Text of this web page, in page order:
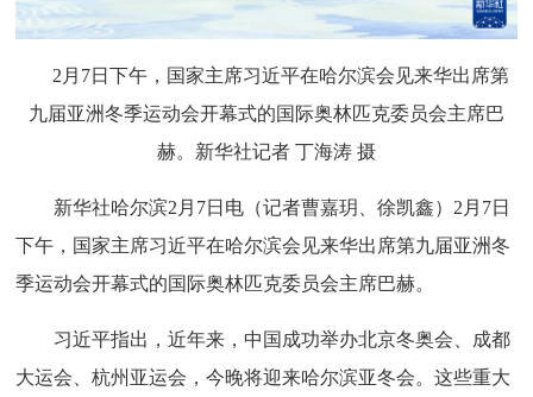
2月7日下午，国家主席习近平在哈尔滨会见来华出席第
九届亚洲冬季运动会开幕式的国际奥林匹克委员会主席巴
赫。新华社记者 丁海涛 摄
新华社哈尔滨2月7日电（记者曹嘉玥、徐凯鑫）2月7日
下午，国家主席习近平在哈尔滨会见来华出席第九届亚洲冬
季运动会开幕式的国际奥林匹克委员会主席巴赫。
习近平指出，近年来，中国成功举办北京冬奥会、成都
大运会、杭州亚运会，今晚将迎来哈尔滨亚冬会。这些重大